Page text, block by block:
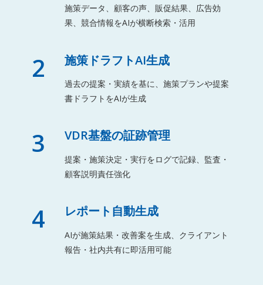
施策データ、顧客の声、販促結果、広告効
果、競合情報をAIが横断検索・活用
2 施策ドラフトAI生成
過去の提案・実績を基に、施策プランや提案
書ドラフトをAIが生成
3 VDR基盤の証跡管理
提案・施策決定・実行をログで記録、監査・
顧客説明責任強化
4 レポート自動生成
AIが施策結果・改善案を生成、クライアント
報告・社内共有に即活用可能